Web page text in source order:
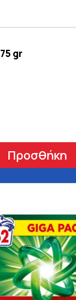
gr
Προσθήκη